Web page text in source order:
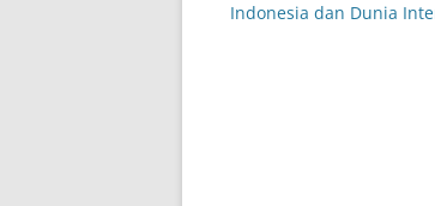
navigation
Indonesia dan Dunia